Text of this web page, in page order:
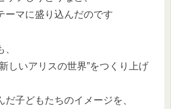
ーマに盛り込んだのです
しいアリスの世界”をつくり上げ
子どもたちのイメージを、